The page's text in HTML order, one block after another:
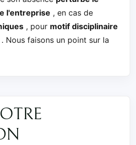
l'entreprise , en cas de
, pour motif disciplinaire
. Nous faisons un point sur la